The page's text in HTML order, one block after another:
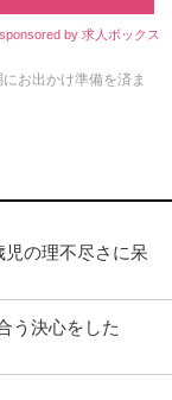
sponsored by 求人ボックス
お出かけ準備を済ま
児の理不尽さに呆
う決心をした